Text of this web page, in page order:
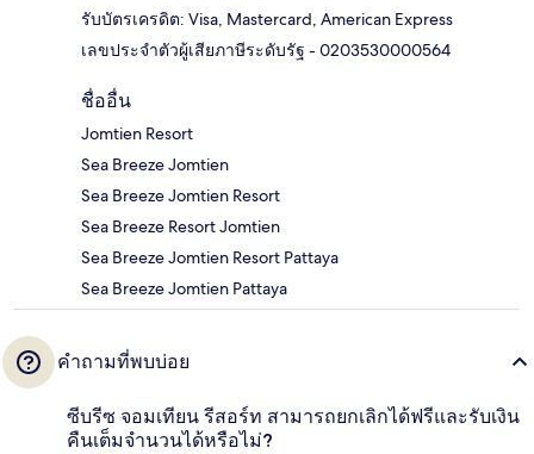
รับบัตรเครดิต: Visa, Mastercard, American Express
เลขประจำตัวผู้เสียภาษีระดับรัฐ - 0203530000564
ชื่ออื่น
Jomtien Resort
Sea Breeze Jomtien
Sea Breeze Jomtien Resort
Sea Breeze Resort Jomtien
Sea Breeze Jomtien Resort Pattaya
Sea Breeze Jomtien Pattaya
คำถามที่พบบ่อย
ซีบรีซ จอมเทียน รีสอร์ท สามารถยกเลิกได้ฟรีและรับเงิน
คืนเต็มจำนวนได้หรือไม่?